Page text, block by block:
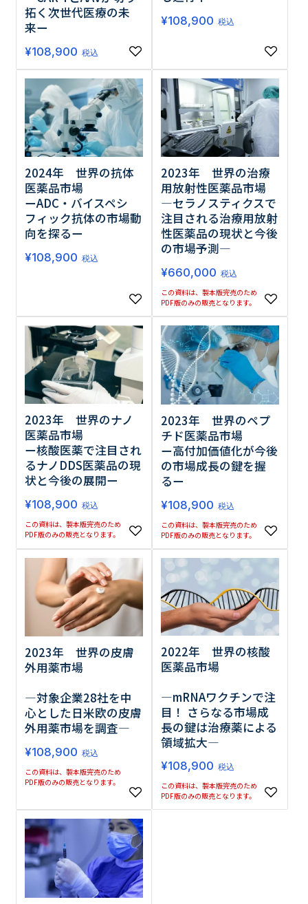
拓く次世代医療の未
来ー
¥108,900 税込
¥108,900 税込
2024年 世界の抗体
医薬品市場
ーADC・バイスペシ
フィック抗体の市場動
向を探るー
¥108,900 税込
2023年 世界の治療
用放射性医薬品市場
―セラノスティクスで
注目される治療用放射
性医薬品の現状と今後
の市場予測―
¥660,000 税込
この資料は、製本版完売のため
PDF版のみの販売となります。
2023年 世界のナノ
医薬品市場
ー核酸医薬で注目され
るナノDDS医薬品の現
状と今後の展開ー
¥108,900 税込
この資料は、製本版完売のため
PDF版のみの販売となります。
2023年 世界のペプ
チド医薬品市場
ー高付加価値化が今後
の市場成長の鍵を握
るー
¥108,900 税込
この資料は、製本版完売のため
PDF版のみの販売となります。
2023年 世界の皮膚
外用薬市場
―対象企業28社を中
心とした日米欧の皮膚
外用薬市場を調査―
¥108,900 税込
この資料は、製本版完売のため
PDF版のみの販売となります。
2022年 世界の核酸
医薬品市場
―mRNAワクチンで注
目！ さらなる市場成
長の鍵は治療薬による
領域拡大―
¥108,900 税込
この資料は、製本版完売のため
PDF版のみの販売となります。